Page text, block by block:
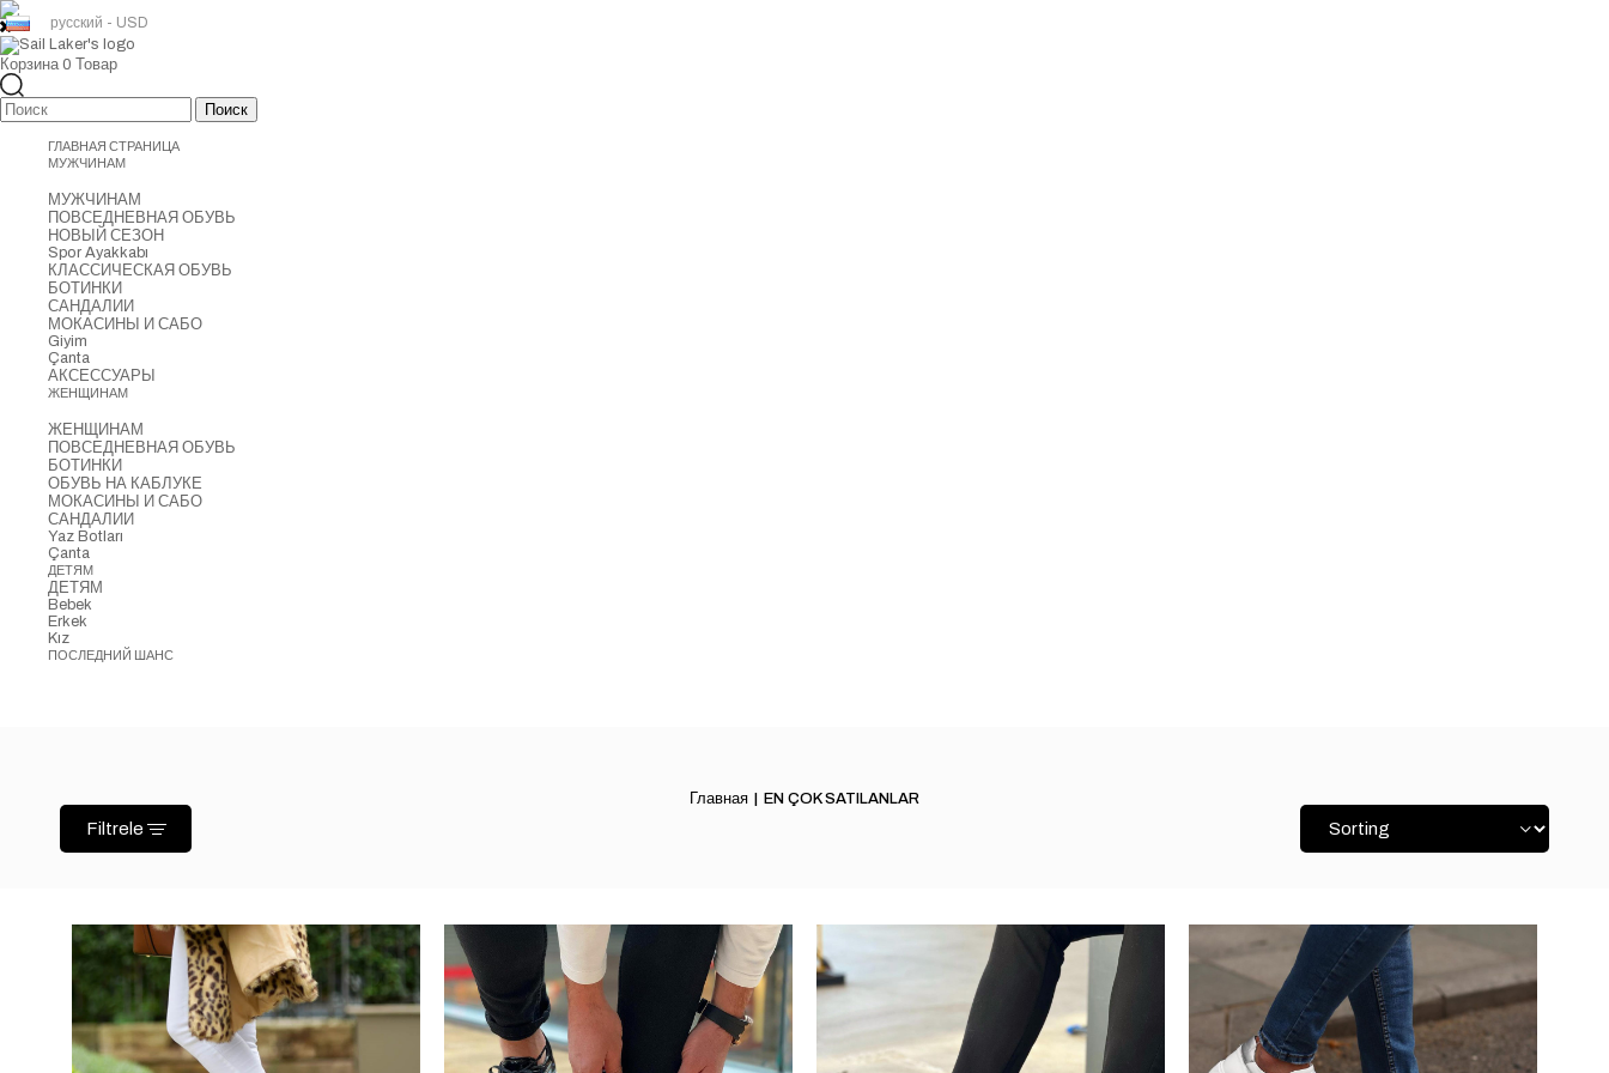
русский - USD
Корзина 0 Товар
ГЛАВНАЯ СТРАНИЦА
МУЖЧИНАМ
МУЖЧИНАМ
ПОВСЕДНЕВНАЯ ОБУВЬ
НОВЫЙ СЕЗОН
Spor Ayakkabı
КЛАССИЧЕСКАЯ ОБУВЬ
БОТИНКИ
САНДАЛИИ
МОКАСИНЫ И САБО
Giyim
Çanta
АКСЕССУАРЫ
ЖЕНЩИНАМ
ЖЕНЩИНАМ
ПОВСЕДНЕВНАЯ ОБУВЬ
БОТИНКИ
ОБУВЬ НА КАБЛУКЕ
МОКАСИНЫ И САБО
САНДАЛИИ
Yaz Botları
Çanta
ДЕТЯМ
ДЕТЯМ
Bebek
Erkek
Kız
ПОСЛЕДНИЙ ШАНС
Главная EN ÇOK SATILANLAR
Filtrele